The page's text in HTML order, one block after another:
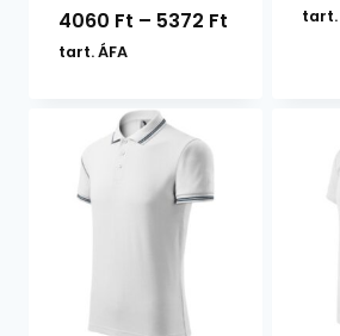
4060 Ft – 5372 Ft
tart. ÁFA
tart.